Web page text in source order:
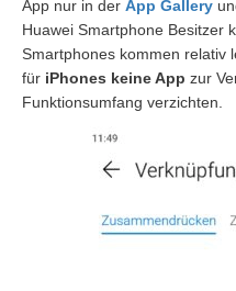
App nur in der App Gallery
Huawei Smartphone Besitzer
Smartphones kommen relativ
für iPhones keine App zur
Funktionsumfang verzichten.